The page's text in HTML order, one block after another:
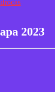
2023